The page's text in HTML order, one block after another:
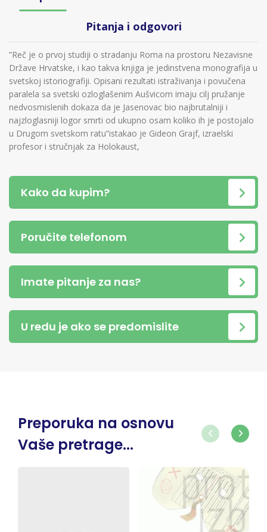
Pitanja i odgovori
”Reč je o prvoj studiji o stradanju Roma na prostoru Nezavisne
Države Hrvatske, i kao takva knjiga je jedinstvena monografija u
svetskoj istoriografiji. Opisani rezultati istraživanja i povučena
paralela sa svetski ozloglašenim Aušvicom imaju cilj pružanje
nedvosmislenih dokaza da je Jasenovac bio najbrutalniji i
najzloglasniji logor smrti od ukupno osam koliko ih je postojalo
u Drugom svetskom ratu”istakao je Gideon Grajf, izraelski
profesor i stručnjak za Holokaust,
Kako da kupim?
Poručite telefonom
Imate pitanje za nas?
U redu je ako se predomislite
Preporuka na osnovu
Vaše pretrage...